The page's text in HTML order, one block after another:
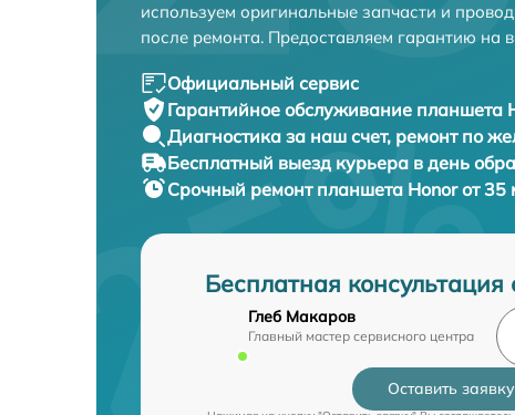
используем оригинальные запчасти и
после ремонта. Предоставляем гарантию на
Официальный сервис
Гарантийное обслуживание планшета
Диагностика за наш счет, ремонт по
Бесплатный выезд курьера в день
Срочный ремонт планшета Honor от 35
Бесплатная
Глеб Макаров
Главный мастер сервисного центра
Оставить заявку